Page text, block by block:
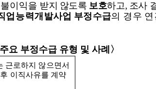
이익을 받지 않도록 보호하고, 조사
업능력개발사업 부정수급의 경우 연
주요 부정수급 유형 및 사례 〉
근로하지 않으면서
이직사유를 계약